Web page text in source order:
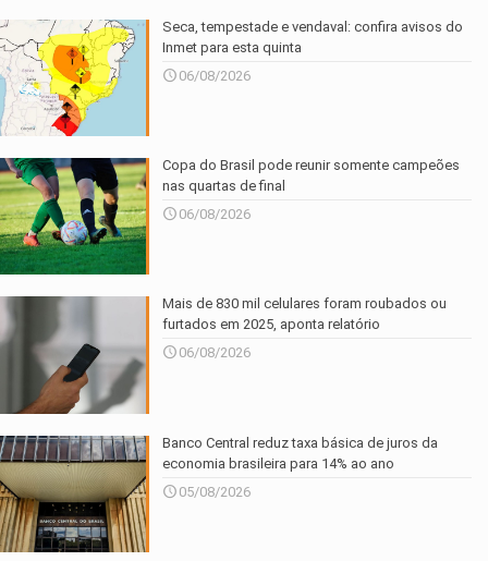
Seca, tempestade e vendaval: confira avisos do
Inmet para esta quinta
06/08/2026
Copa do Brasil pode reunir somente campeões
nas quartas de final
06/08/2026
Mais de 830 mil celulares foram roubados ou
furtados em 2025, aponta relatório
06/08/2026
Banco Central reduz taxa básica de juros da
economia brasileira para 14% ao ano
05/08/2026